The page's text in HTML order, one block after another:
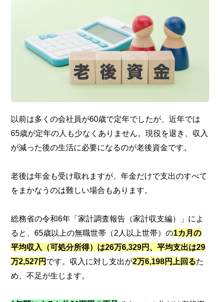
以前は多くの会社員が60歳で定年でしたが、近年では
65歳が定年の人も少なくありません。現役を退き、収入
が減った後の生活に必要になるのが老後資金です。
老後は年金も受け取れますが、年金だけで支出のすべて
をまかなうのは難しい場合もあります。
総務省の令和6年「家計調査報告（家計収支編）」によ
ると、65歳以上の無職世帯（2人以上世帯）の1カ月の
平均収入（可処分所得）は26万6,329円、平均支出は29
万2,527円 です。収入に対し支出が2万6,198円上回るた
め、不足が生じます。